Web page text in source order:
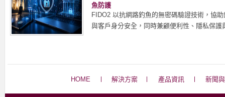
魚防護
FIDO2 以抗網路釣魚的無密碼驗證技術，協
與客戶身分安全，同時兼顧便利性、隱私保
HOME 解決方案 產品資訊 新聞